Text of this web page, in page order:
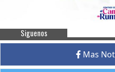
Siguenos
Mas